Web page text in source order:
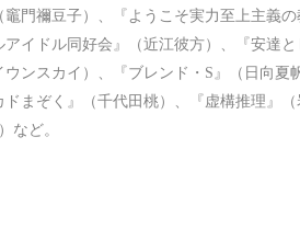
門禰󠄀豆子）、『ようこそ実力至上主義
イドル同好会』（近江彼方）、『安達
ンスカイ）、『ブレンド・S』（日向夏
ドまぞく』（千代田桃）、『虚構推理』
など。